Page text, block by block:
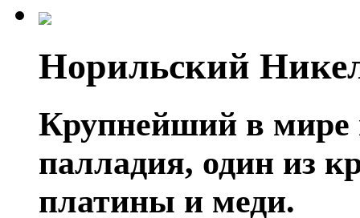
Норильский
Крупнейший в мире
палладия, один из
платины и меди.